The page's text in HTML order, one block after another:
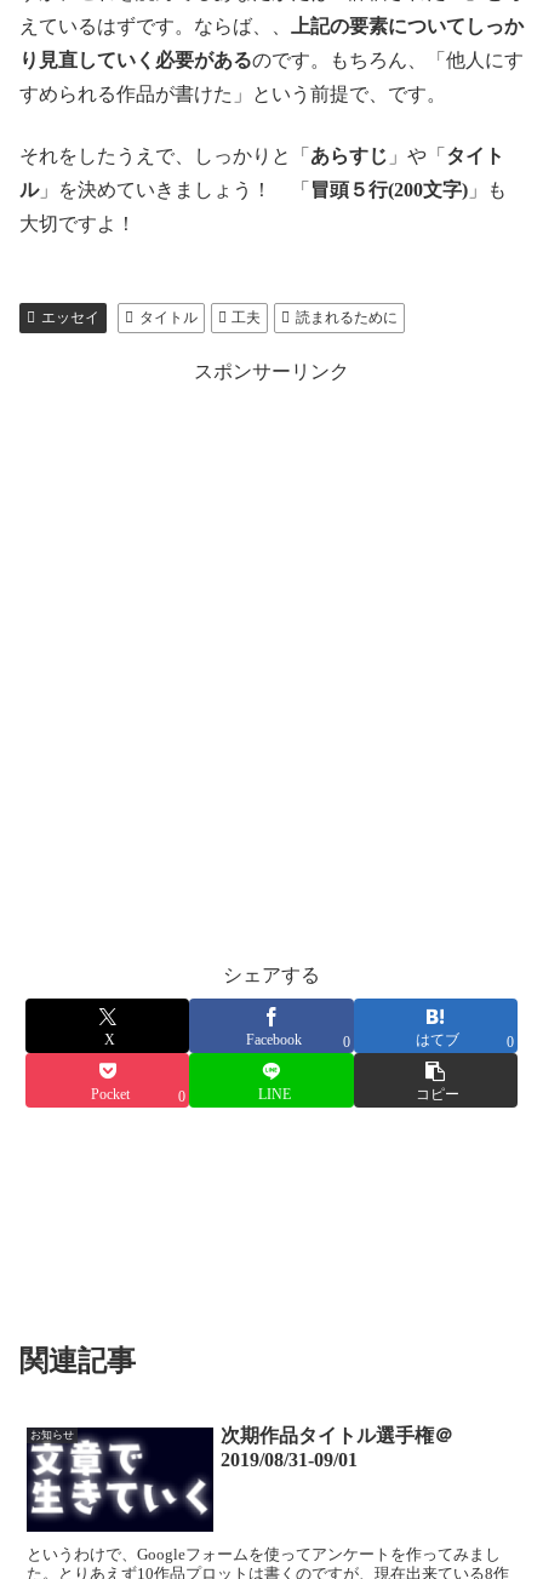
えているはずです。ならば、、 上記の要素についてしっか
り見直していく必要があるのです。もちろん、「他人にす
すめられる作品が書けた」という前提で、です。
それをしたうえで、しっかりと「 あらすじ 」や「 タイト
ル」を決めていきましょう！ 「 冒頭５行(200文字) 」も
大切ですよ！
エッセイ タイトル 工夫 読まれるために
スポンサーリンク
シェアする
X Facebook 0 はてブ 0
Pocket 0 LINE コピー
関連記事
お知らせ
次期作品タイトル選手権＠
2019/08/31-09/01
というわけで、Googleフォームを使ってアンケートを作ってみまし
た。とりあえず10作品プロットは書くのですが、現在出来ている8作